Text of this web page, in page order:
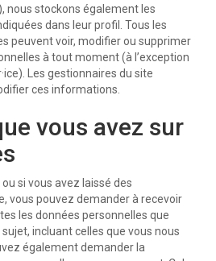
nous stockons également les
dans leur profil. Tous les
peuvent voir, modifier ou supprimer
à tout moment (à l’exception
Les gestionnaires du site
ces informations.
vous avez sur
si vous avez laissé des
vous pouvez demander à recevoir
les données personnelles que
incluant celles que vous nous
également demander la